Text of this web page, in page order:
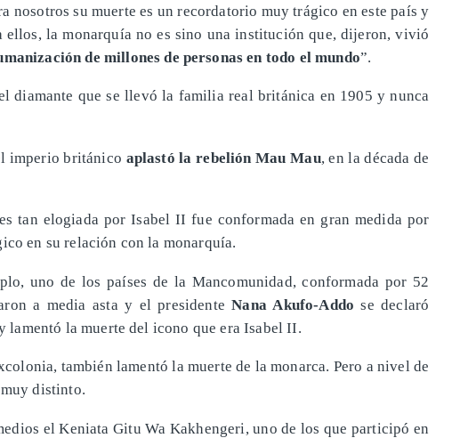
nosotros su muerte es un recordatorio muy trágico en este país y
ellos, la monarquía no es sino una institución que, dijeron, vivió
de millones de personas en todo el mundo”.
diamante que se llevó la familia real británica en 1905 y nunca
imperio británico aplastó la rebelión Mau Mau, en la década de
tan elogiada por Isabel II fue conformada en gran medida por
en su relación con la monarquía.
uno de los países de la Mancomunidad, conformada por 52
a media asta y el presidenteNana Akufo-Addo se declaró
lamentó la muerte del icono que era Isabel II.
también lamentó la muerte de la monarca. Pero a nivel de
distinto.
el Keniata Gitu Wa Kakhengeri, uno de los que participó en